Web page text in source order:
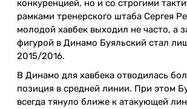
конкуренцией, но и со строгими
рамками тренерского штаба Сергея
молодой хавбек выходил не часто, а
фигурой в Динамо Буяльский стал
2015/2016.
В Динамо для хавбека отводилась
позиция в средней линии. При этом
всегда тянуло ближе к атакующей